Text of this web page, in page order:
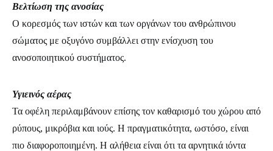
Βελτίωση της ανοσίας
Ο κορεσμός των ιστών και των οργάνων του ανθρώπινου
σώματος με οξυγόνο συμβάλλει στην ενίσχυση του
ανοσοποιητικού συστήματος.
Υγιεινός αέρας
Τα οφέλη περιλαμβάνουν επίσης τον καθαρισμό του χώρου από
ρύπους, μικρόβια και ιούς. Η πραγματικότητα, ωστόσο, είναι
πιο διαφοροποιημένη. Η αλήθεια είναι ότι τα αρνητικά ιόντα